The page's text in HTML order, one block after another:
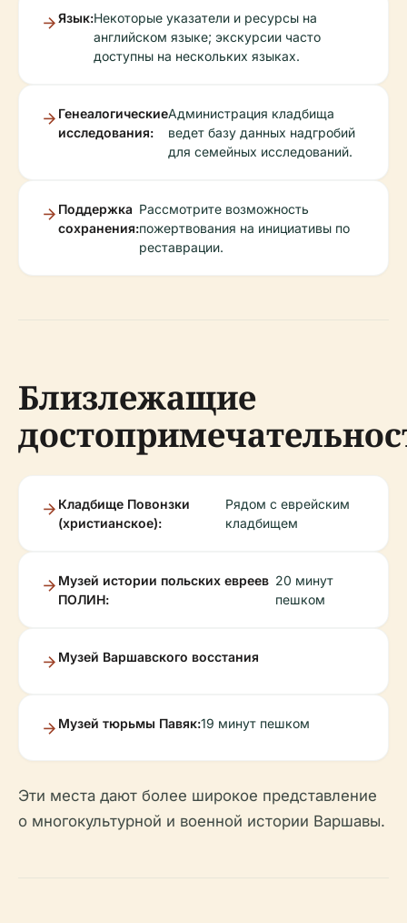
Язык:Некоторые указатели и ресурсы на
английском языке; экскурсии часто
доступны на нескольких языках.
Генеалогические
исследования:
Администрация кладбища
ведет базу данных надгробий
для семейных исследований.
Поддержка
сохранения:
Рассмотрите возможность
пожертвования на инициативы по
реставрации.
Близлежащие
Кладбище Повонзки
(христианское):
Рядом с еврейским
кладбищем
Музей истории польских евреев
ПОЛИН:
20 минут
пешком
Музей Варшавского восстания
Музей тюрьмы Павяк:19 минут пешком
Эти места дают более широкое представление
о многокультурной и военной истории Варшавы.